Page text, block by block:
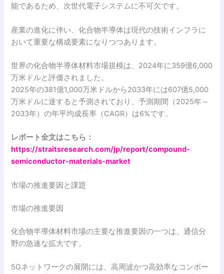
能であるため、次世代電子システムに不可欠です。
産業の進化に伴い、化合物半導体は現代の技術インフラに
おいて重要な構成要素になりつつあります。
世界の化合物半導体材料市場規模は、2024年に359億6,000
万米ドルと評価されました。
2025年の381億1,000万米ドルから2033年には607億5,000
万米ドルに達すると予測されており、予測期間（2025年～
2033年）の年平均成長率（CAGR）は6%です。
レポート全文はこちら：
https://straitsresearch.com/jp/report/compound-
semiconductor-materials-market
市場の推進要因と課題
市場の推進要因
化合物半導体材料市場の主要な推進要因の一つは、通信分
野の急速な拡大です。
5Gネットワークの展開には、高周波かつ高効率なコンポー